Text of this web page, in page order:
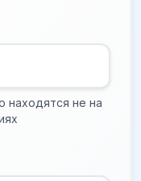
находятся не на